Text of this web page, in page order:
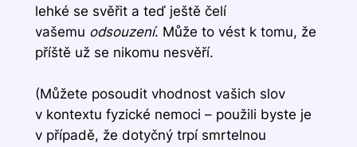
lehké se svěřit a teď ještě čelí
vašemu odsouzení. Může to vést k tomu, že
příště už se nikomu nesvěří.
(Můžete posoudit vhodnost vašich slov
v kontextu fyzické nemoci – použili byste je
v případě, že dotyčný trpí smrtelnou